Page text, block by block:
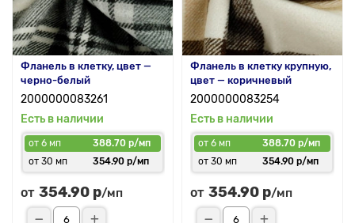
Фланель в клетку, цвет —
черно-белый
2000000083261
Есть в наличии
от 6 мп
388.70 р/мп
от 30 мп
354.90 р/мп
от 354.90 р/мп
Фланель в клетку крупную,
цвет — коричневый
2000000083254
Есть в наличии
от 6 мп
388.70 р/мп
от 30 мп
354.90 р/мп
от 354.90 р/мп